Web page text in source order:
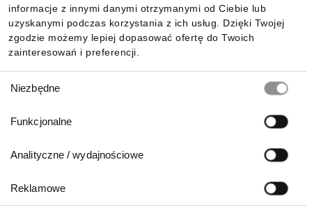
informacje z innymi danymi otrzymanymi od Ciebie lub
uzyskanymi podczas korzystania z ich usług. Dzięki Twojej
zgodzie możemy lepiej dopasować ofertę do Twoich
zainteresowań i preferencji.
zgody
Niezbędne
Funkcjonalne
Analityczne / wydajnościowe
Reklamowe
Pobierz naszą aplikację mobilną: